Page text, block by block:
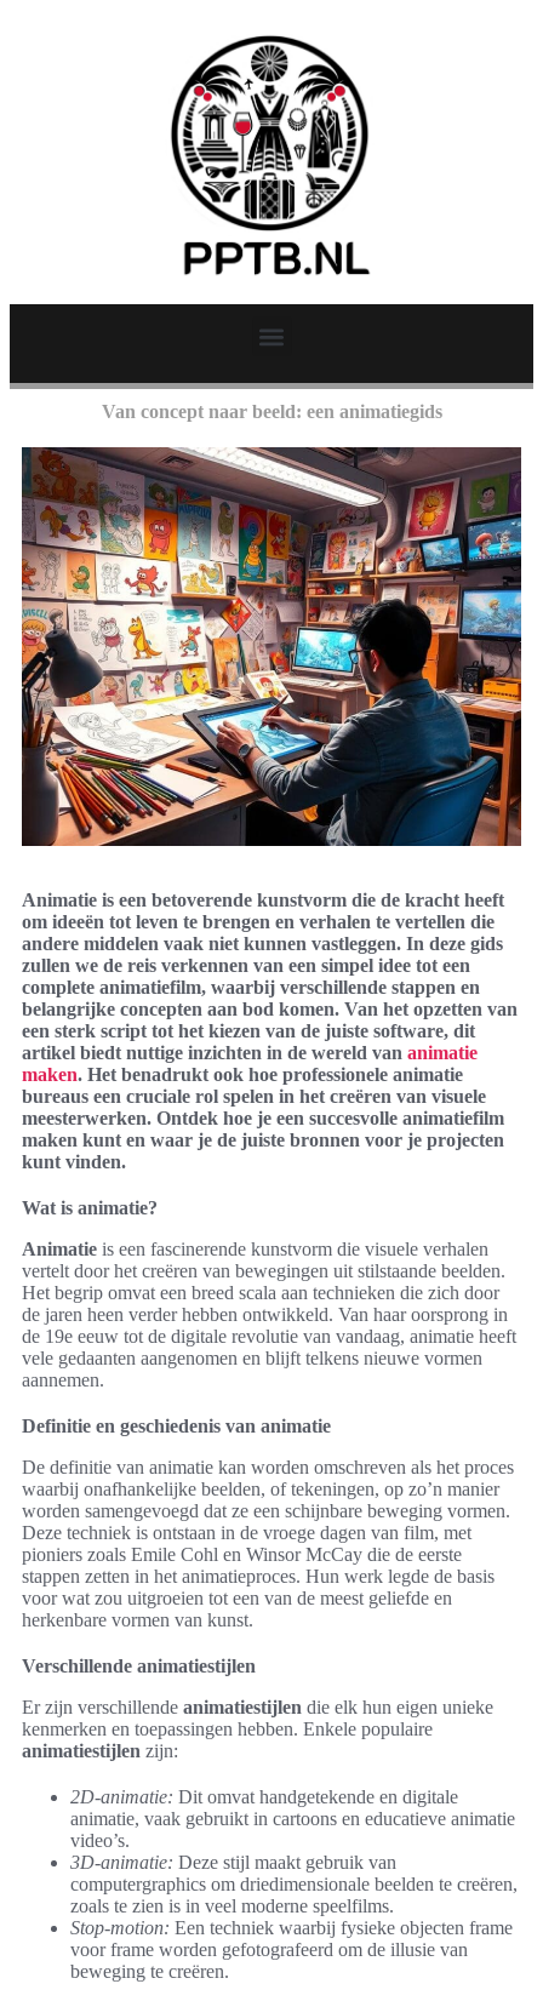
Van concept naar beeld: een animatiegids
Animatie is een betoverende kunstvorm die de kracht heeft
om ideeën tot leven te brengen en verhalen te vertellen die
andere middelen vaak niet kunnen vastleggen. In deze gids
zullen we de reis verkennen van een simpel idee tot een
complete animatiefilm, waarbij verschillende stappen en
belangrijke concepten aan bod komen. Van het opzetten van
een sterk script tot het kiezen van de juiste software, dit
artikel biedt nuttige inzichten in de wereld van animatie
maken. Het benadrukt ook hoe professionele animatie
bureaus een cruciale rol spelen in het creëren van visuele
meesterwerken. Ontdek hoe je een succesvolle animatiefilm
maken kunt en waar je de juiste bronnen voor je projecten
kunt vinden.
Wat is animatie?
Animatie is een fascinerende kunstvorm die visuele verhalen
vertelt door het creëren van bewegingen uit stilstaande beelden.
Het begrip omvat een breed scala aan technieken die zich door
de jaren heen verder hebben ontwikkeld. Van haar oorsprong in
de 19e eeuw tot de digitale revolutie van vandaag, animatie heeft
vele gedaanten aangenomen en blijft telkens nieuwe vormen
aannemen.
Definitie en geschiedenis van animatie
De definitie van animatie kan worden omschreven als het proces
waarbij onafhankelijke beelden, of tekeningen, op zo’n manier
worden samengevoegd dat ze een schijnbare beweging vormen.
Deze techniek is ontstaan in de vroege dagen van film, met
pioniers zoals Emile Cohl en Winsor McCay die de eerste
stappen zetten in het animatieproces. Hun werk legde de basis
voor wat zou uitgroeien tot een van de meest geliefde en
herkenbare vormen van kunst.
Verschillende animatiestijlen
Er zijn verschillende animatiestijlen die elk hun eigen unieke
kenmerken en toepassingen hebben. Enkele populaire
animatiestijlen zijn:
2D-animatie: Dit omvat handgetekende en digitale
animatie, vaak gebruikt in cartoons en educatieve animatie
video’s.
3D-animatie: Deze stijl maakt gebruik van
computergraphics om driedimensionale beelden te creëren,
zoals te zien is in veel moderne speelfilms.
Stop-motion: Een techniek waarbij fysieke objecten frame
voor frame worden gefotografeerd om de illusie van
beweging te creëren.